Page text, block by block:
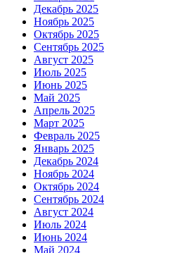
Декабрь 2025
Ноябрь 2025
Октябрь 2025
Сентябрь 2025
Август 2025
Июль 2025
Июнь 2025
Май 2025
Апрель 2025
Март 2025
Февраль 2025
Январь 2025
Декабрь 2024
Ноябрь 2024
Октябрь 2024
Сентябрь 2024
Август 2024
Июль 2024
Июнь 2024
Май 2024